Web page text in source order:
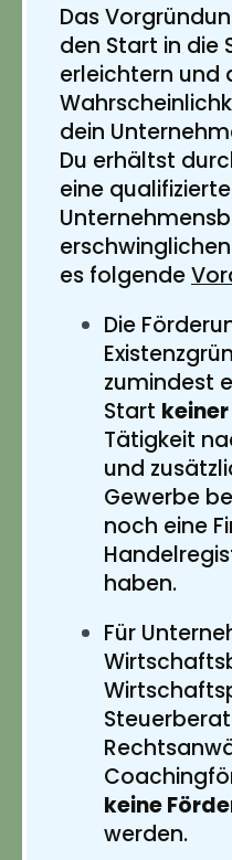
Das
den Start in die
erleichtern und
dein
Du erhältst
eine qualifizierte
es folgende
Die
zumindest
Start keiner
Tätigkeit
und
Gewerbe
noch eine
haben.
Für
keine
werden.